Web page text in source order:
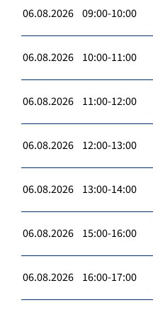
06.08.2026 09:00-10:00
06.08.2026 10:00-11:00
06.08.2026 11:00-12:00
06.08.2026 12:00-13:00
06.08.2026 13:00-14:00
06.08.2026 15:00-16:00
06.08.2026 16:00-17:00